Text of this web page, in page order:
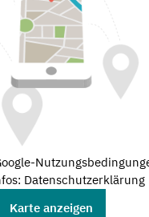
Datenschutzerklärung
Karte anzeigen